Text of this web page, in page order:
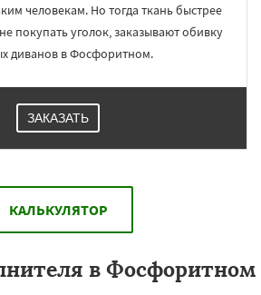
человекам. Но тогда ткань быстрее
покупать уголок, заказывают обивку
диванов в Фосфоритном.
ЗАКАЗАТЬ
КАЛЬКУЛЯТОР
в Фосфоритном